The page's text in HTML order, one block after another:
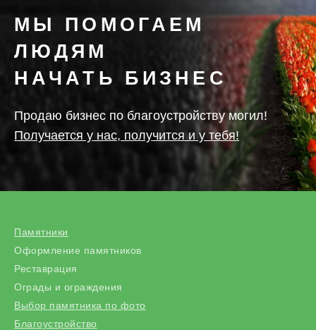
МЫ ПОМОГАЕМ
ЛЮДЯМ
НАЧАТЬ БИЗНЕС
Продаю бизнес по благоустройству могил!
Получается у нас, получится и у тебя!
Памятники
Оформление памятников
Реставрация
Ограды и ограждения
Выбор памятника по фото
Благоустройство